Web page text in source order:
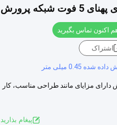
اکنون تماس بگیرید
اشتراک
0.45 میلی متر
دستگاه براق سیم جوش: 1. دستگاه براق سیم جوش دارای مزایای مانند طراحی مناسب، کار
پيغام بذاريد